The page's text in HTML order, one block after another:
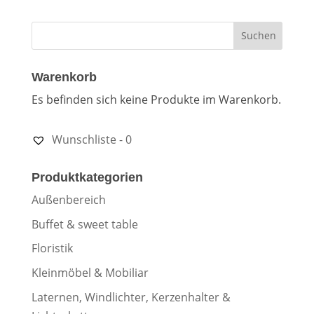
Warenkorb
Es befinden sich keine Produkte im Warenkorb.
Wunschliste -0
Produktkategorien
Außenbereich
Buffet & sweet table
Floristik
Kleinmöbel & Mobiliar
Laternen, Windlichter, Kerzenhalter &